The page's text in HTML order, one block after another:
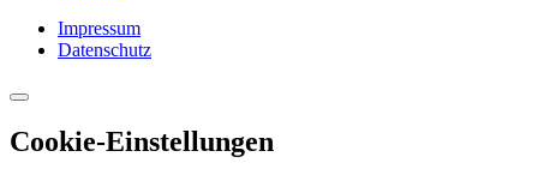
Impressum
Datenschutz
Cookie-Einstellungen